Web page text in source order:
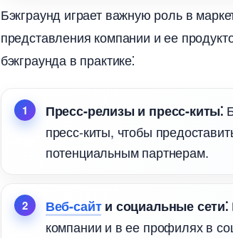
Бэкграунд играет важную роль в
представления компании и ее
экграунда в практике⁚
Пресс-релизы и пресс-киты⁚
пресс-киты, чтобы
потенциальным партнерам.​
еб-сайти социальные сети⁚
компании и в ее профилях в